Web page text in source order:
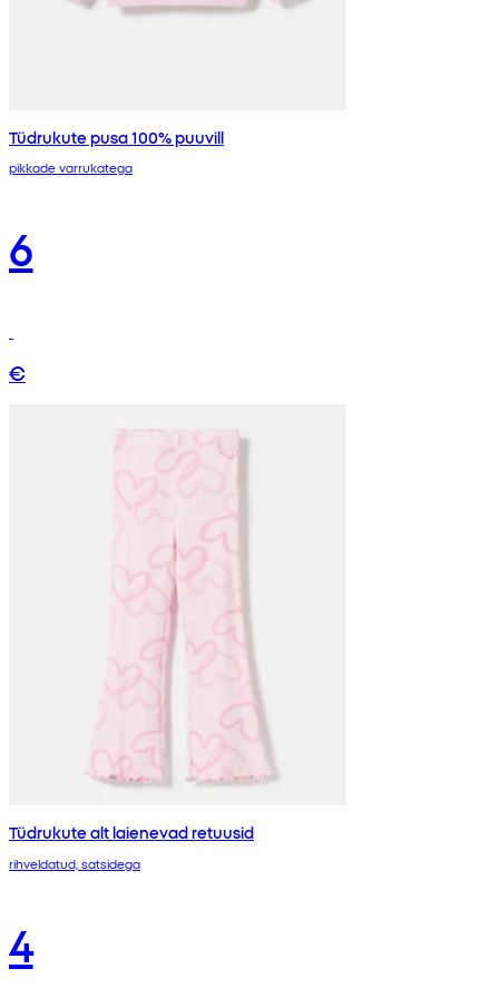
Tüdrukute pusa 100% puuvill
pikkade varrukatega
6
€
Tüdrukute alt laienevad retuusid
rihveldatud, satsidega
4